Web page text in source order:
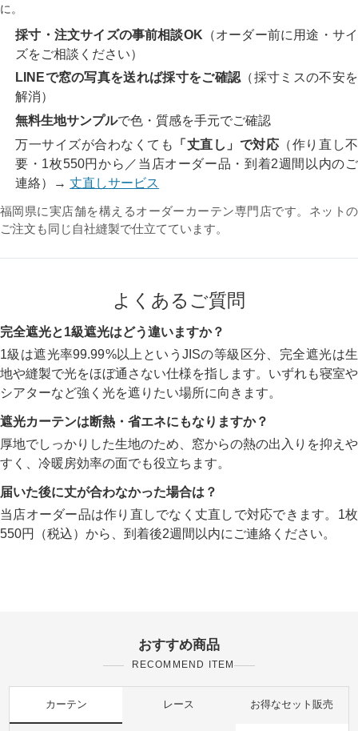
に。
採寸・注文サイズの事前相談OK （オーダー前に用途・サイ
ズをご相談ください）
LINEで窓の写真を送れば採寸をご確認 （採寸ミスの不安を
解消）
無料生地サンプルで色・質感を手元でご確認
万一サイズが合わなくても
「丈直し」で対応 （作り直し不
要・1枚550円から／当店オーダー品・到着2週間以内のご
連絡）→丈直しサービス
福岡県に実店舗を構えるオーダーカーテン専門店です。ネットの
ご注文も同じ自社縫製で仕立てています。
よくあるご質問
完全遮光と1級遮光はどう違いますか？
1級は遮光率99.99%以上というJISの等級区分、完全遮光は生
地や縫製で光をほぼ通さない仕様を指します。いずれも寝室や
シアターなど強く光を遮りたい場所に向きます。
遮光カーテンは断熱・省エネにもなりますか？
厚地でしっかりした生地のため、窓からの熱の出入りを抑えや
すく、冷暖房効率の面でも役立ちます。
届いた後に丈が合わなかった場合は？
当店オーダー品は作り直しでなく丈直しで対応できます。1枚
550円（税込）から、到着後2週間以内にご連絡ください。
おすすめ商品
RECOMMEND ITEM
カーテン レース お得なセット販売